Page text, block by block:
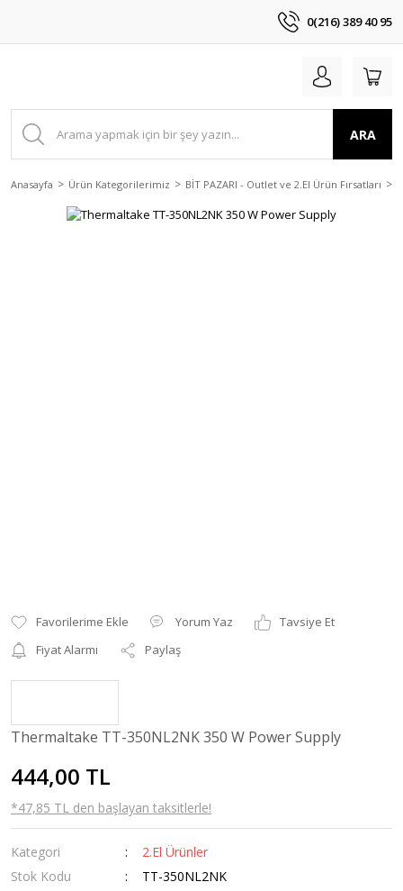
0(216) 389 40 95
ARA
Anasayfa Ürün Kategorilerimiz BİT PAZARI - Outlet ve 2.El Ürün Fırsatları
Yorum Yaz
Tavsiye Et
Fiyat Alarmı
Paylaş
Thermaltake TT-350NL2NK 350 W Power Supply
444,00 TL
*47,85 TL den başlayan taksitlerle!
Kategori
2.El Ürünler
Stok Kodu
TT-350NL2NK